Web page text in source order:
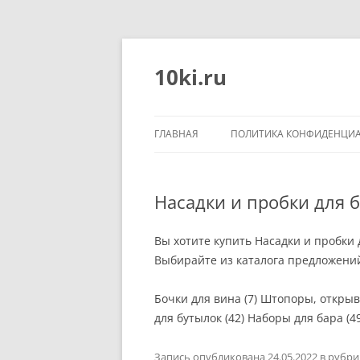
Перейти
содержимому
10ki.ru
ГЛАВНАЯ ПОЛИТИКА
Насадки и пробки для
Вы хотите купить Насадки и
Выбирайте из каталога
Бочки для вина (7) Штопоры,
для бутылок (42) Наборы для бара
Запись опубликована 24.05.2022 в